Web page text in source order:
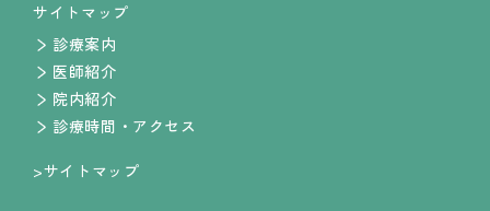
サイトマップ
診療案内
医師紹介
院内紹介
診療時間・アクセス
>サイトマップ